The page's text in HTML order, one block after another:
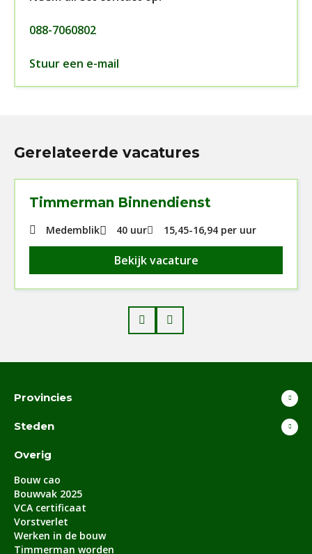
088-7060802
Stuur een e-mail
Gerelateerde vacatures
Timmerman Binnendienst
Medemblik 40 uur 15,45-16,94 per uur
Bekijk vacature
Prev
Provincies
Steden
Overig
Bouw cao
Bouwvak 2025
VCA certificaat
Vorstverlet
Werken in de bouw
Timmerman worden